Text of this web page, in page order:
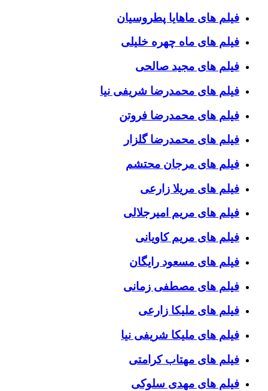
فیلم های ماهایا پطروسیان
فیلم های ماه چهره خلیلی
فیلم های مجید صالحی
فیلم های محمدرضا شریفی نیا
فیلم های محمدرضا فروتن
فیلم های محمدرضا گلزار
فیلم های مرجان محتشم
فیلم های مریلا زارعی
فیلم های مریم امیرجلالی
فیلم های مریم کاویانی
فیلم های مسعود رایگان
فیلم های مصطفی زمانی
فیلم های ملیکا زارعی
فیلم های ملیکا شریفی نیا
فیلم های مهتاب کرامتی
فیلم های مهدی سلوکی